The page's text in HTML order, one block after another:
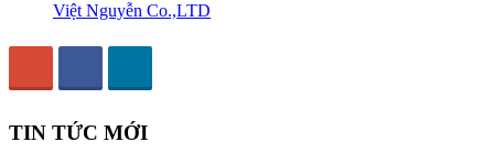
Việt Nguyễn Co.,LTD
TIN TỨC MỚI